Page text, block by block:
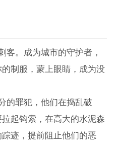
客。成为城市的守护者，
制服，蒙上眼睛，成为没
的罪犯，他们在捣乱破
起钩索，在高大的水泥森
迹，提前阻止他们的恶